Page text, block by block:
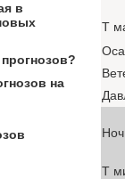
T
T
в
на